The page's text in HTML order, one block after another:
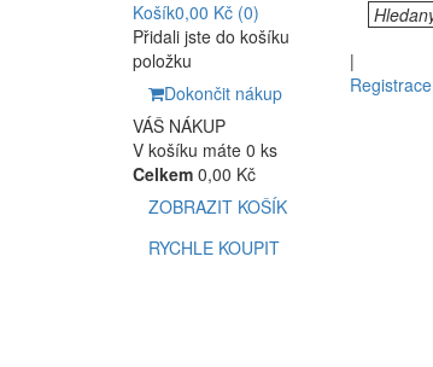
Košík0,00 Kč (0)
Přidali jste do košíku
položku
Dokončit nákup
VÁŠ NÁKUP
V košíku máte 0 ks
Celkem 0,00 Kč
ZOBRAZIT KOŠÍK
RYCHLE KOUPIT
|
Registrace